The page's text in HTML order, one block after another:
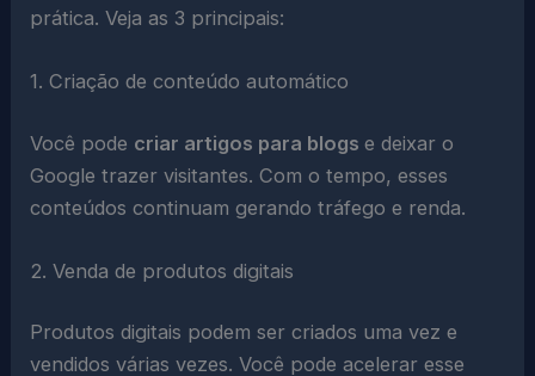
prática. Veja as 3 principais:
1. Criação de conteúdo automático
Você pode criar artigos para blogse deixar o
Google trazer visitantes. Com o tempo, esses
conteúdos continuam gerando tráfego e renda.
2. Venda de produtos digitais
Produtos digitais podem ser criados uma vez e
vendidos várias vezes. Você pode acelerar esse